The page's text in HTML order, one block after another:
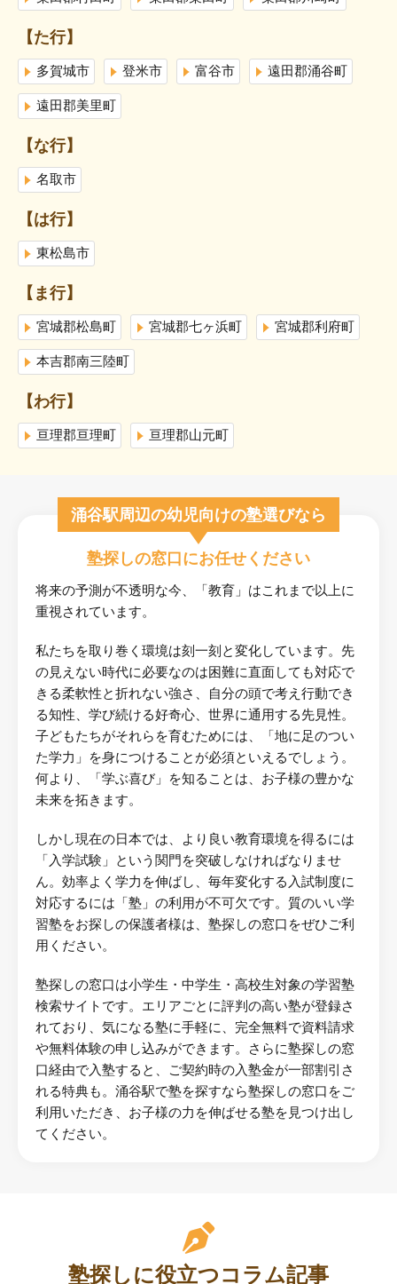
【た行】
多賀城市 登米市 富谷市 遠田郡涌谷町
遠田郡美里町
【な行】
名取市
【は行】
東松島市
【ま行】
宮城郡松島町 宮城郡七ヶ浜町 宮城郡利府町
本吉郡南三陸町
【わ行】
亘理郡亘理町 亘理郡山元町
涌谷駅周辺の幼児向けの塾選びなら
塾探しの窓口にお任せください
将来の予測が不透明な今、「教育」はこれまで以上に
重視されています。
私たちを取り巻く環境は刻一刻と変化しています。先
の見えない時代に必要なのは困難に直面しても対応で
きる柔軟性と折れない強さ、自分の頭で考え行動でき
る知性、学び続ける好奇心、世界に通用する先見性。
子どもたちがそれらを育むためには、「地に足のつい
た学力」を身につけることが必須といえるでしょう。
何より、「学ぶ喜び」を知ることは、お子様の豊かな
未来を拓きます。
しかし現在の日本では、より良い教育環境を得るには
「入学試験」という関門を突破しなければなりませ
ん。効率よく学力を伸ばし、毎年変化する入試制度に
対応するには「塾」の利用が不可欠です。質のいい学
習塾をお探しの保護者様は、塾探しの窓口をぜひご利
用ください。
塾探しの窓口は小学生・中学生・高校生対象の学習塾
検索サイトです。エリアごとに評判の高い塾が登録さ
れており、気になる塾に手軽に、完全無料で資料請求
や無料体験の申し込みができます。さらに塾探しの窓
口経由で入塾すると、ご契約時の入塾金が一部割引さ
れる特典も。涌谷駅で塾を探すなら塾探しの窓口をご
利用いただき、お子様の力を伸ばせる塾を見つけ出し
てください。
塾探しに役立つコラム記事